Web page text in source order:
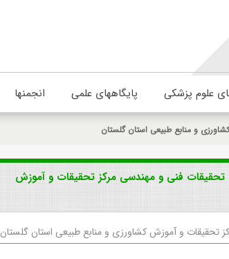
علوم پزشکی پایگاههای علمی انجمنها
و منابع طبیعی استان گلستان
فنی و مهندسی مرکز تحقیقات و آموزش
تحقیقات و آموزش کشاورزی و منابع طبیعی استان گلستان